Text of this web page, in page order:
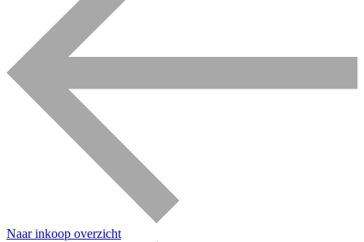
Naar inkoop overzicht